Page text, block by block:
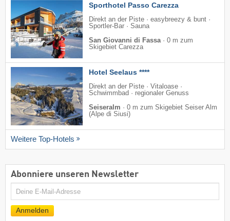
Sporthotel Passo Carezza
Direkt an der Piste · easybreezy & bunt ·
Sportler-Bar · Sauna
San Giovanni di Fassa · 0 m zum
Skigebiet Carezza
Hotel Seelaus ****
Direkt an der Piste · Vitaloase ·
Schwimmbad · regionaler Genuss
Seiseralm · 0 m zum Skigebiet Seiser Alm
(Alpe di Siusi)
Weitere Top-Hotels
Abonniere unseren Newsletter
E-
Mail
Anmelden